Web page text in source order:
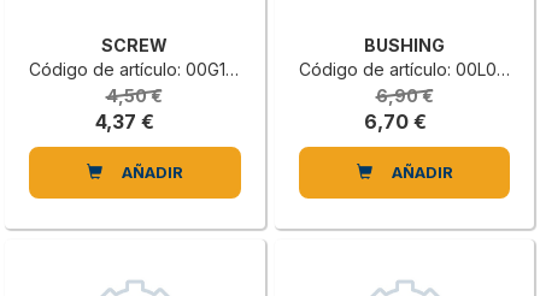
SCREW
Código de artículo: 00G1103980C
4,50 €
4,37 €
AÑADIR
BUSHING
Código de artículo: 00L0713520F
6,90 €
6,70 €
AÑADIR